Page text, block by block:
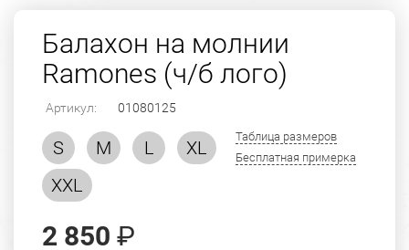
Балахон на молнии
Ramones (ч/б лого)
Артикул: 01080125
S M L
XL
XXL
Таблица размеров
Бесплатная примерка
2 850 ₽